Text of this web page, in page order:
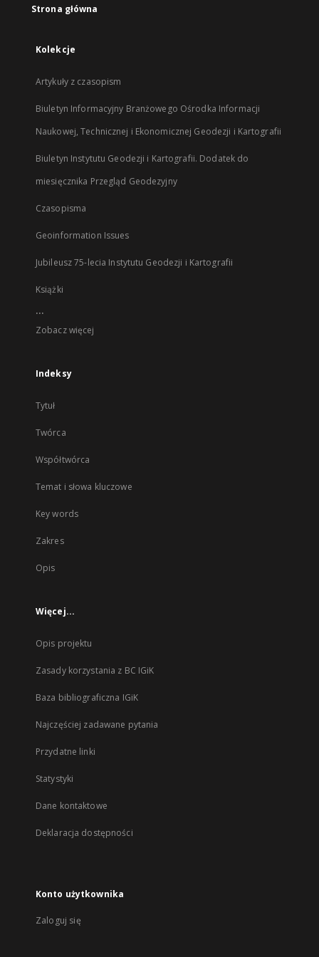
Strona główna
Kolekcje
Artykuły z czasopism
Biuletyn Informacyjny Branżowego Ośrodka Informacji
Naukowej, Technicznej i Ekonomicznej Geodezji i Kartografii
Biuletyn Instytutu Geodezji i Kartografii. Dodatek do
miesięcznika Przegląd Geodezyjny
Czasopisma
Geoinformation Issues
Jubileusz 75-lecia Instytutu Geodezji i Kartografii
Książki
...
Zobacz więcej
Indeksy
Tytuł
Twórca
Współtwórca
Temat i słowa kluczowe
Key words
Zakres
Opis
Więcej...
Opis projektu
Zasady korzystania z BC IGiK
Baza bibliograficzna IGiK
Najczęściej zadawane pytania
Przydatne linki
Statystyki
Dane kontaktowe
Deklaracja dostępności
Konto użytkownika
Zaloguj się